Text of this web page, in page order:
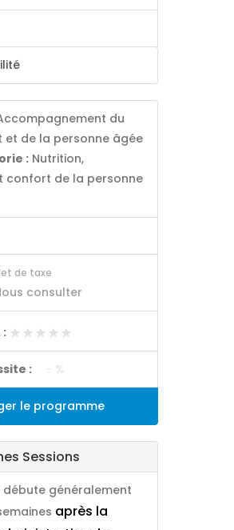
du
et de la personne âgée
: Nutrition,
confort de la personne
de taxe
consulter
★★★★★
★★★★★
: - %
le programme
Sessions
généralement
après la